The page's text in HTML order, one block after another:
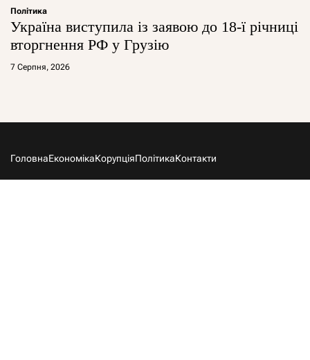
Політика
Україна виступила із заявою до 18-ї річниці
вторгнення РФ у Грузію
7 Серпня, 2026
ГоловнаЕкономікаКорупціяПолітикаКонтакти